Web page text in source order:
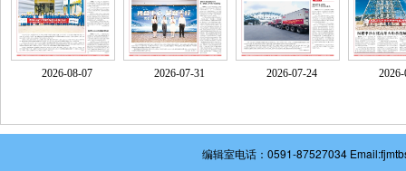
2026-08-07 2026-07-31 2026-07-24
编辑室电话：0591-87527034